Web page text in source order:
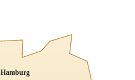
Hamburg